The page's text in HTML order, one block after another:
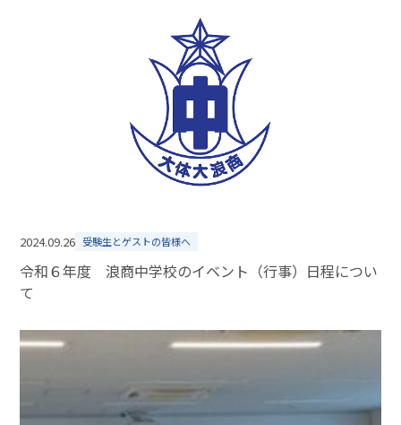
2024.09.26 受験生とゲストの皆様へ
令和６年度 浪商中学校のイベント（行事）日程につい
て